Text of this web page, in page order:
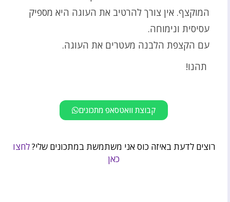
המוקצף. אין צורך להרטיב את העוגה היא מספיק
עסיסית ונימוחה.
עם הקצפת הלבנה מעטרים את העוגה.
תהנו!
קבוצת וואטסאפ מתכונים
רוצים לדעת באיזה כוס אני משתמשת במתכונים שלי?לחצו
כאן